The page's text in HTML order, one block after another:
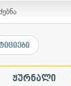
ჟურნალი